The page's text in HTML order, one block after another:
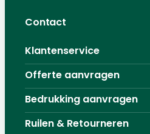
Contact
Klantenservice
Offerte aanvragen
Bedrukking aanvragen
Ruilen & Retourneren